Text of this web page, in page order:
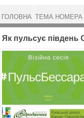
Як пульсує південь
ГОЛОВНА ТЕМА НОМЕРА